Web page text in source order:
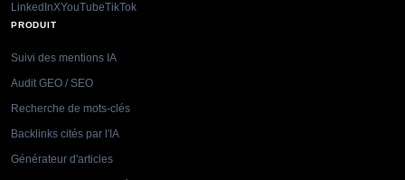
LinkedInXYouTubeTikTok
PRODUIT
Suivi des mentions IA
Audit GEO / SEO
Recherche de mots-clés
Backlinks cités par l'IA
Générateur d'articles